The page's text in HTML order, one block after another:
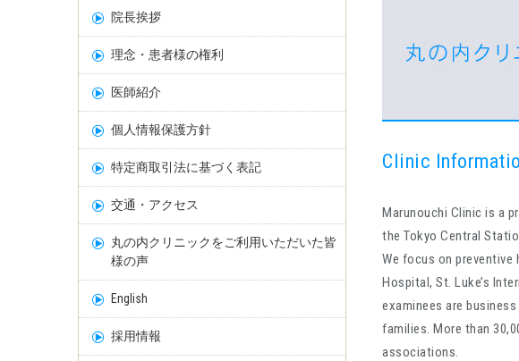
Clinic
Marunouchi Clinic is a
the Tokyo Central
We focus on
Hospital, St. Luke’s
examinees are
families. More than
associations.
院長挨拶
理念・患者様の権利
医師紹介
個人情報保護方針
特定商取引法に基づく表記
交通・アクセス
丸の内クリニックをご利用いただいた皆
様の声
English
採用情報